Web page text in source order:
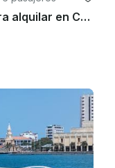
Barco Eduardoño de 25 pies para alquilar en Cartagena